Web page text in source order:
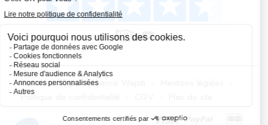
Fait avec 💛 par l’agence Wapiti
Politique de confidentialité